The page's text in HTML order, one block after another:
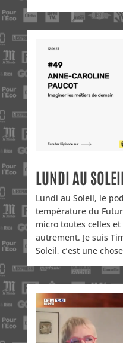
LUNDI AU SOLEIL
Lundi au Soleil, le
température du
micro toutes celles
autrement. Je suis
Soleil, c’est une